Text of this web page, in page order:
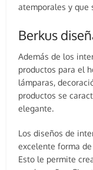
atemporales y que
Berkus
Además de los
productos para el
lámparas,
productos se
elegante.
Los diseños de
excelente forma
Esto le permite